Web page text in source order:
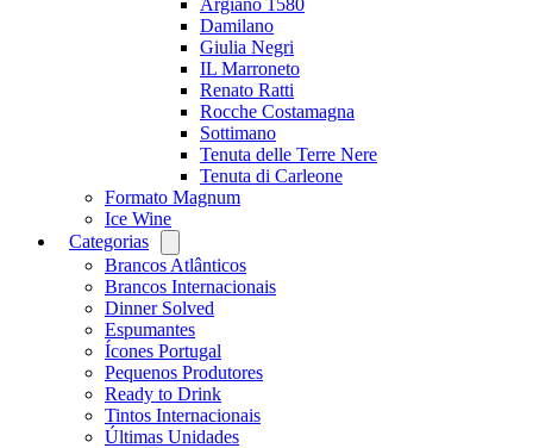
Argiano 1580
Damilano
Giulia Negri
IL Marroneto
Renato Ratti
Rocche Costamagna
Sottimano
Tenuta delle Terre Nere
Tenuta di Carleone
Formato Magnum
Ice Wine
Categorias
menu
Brancos Atlânticos
Brancos Internacionais
Dinner Solved
Espumantes
Ícones Portugal
Pequenos Produtores
Ready to Drink
Tintos Internacionais
Últimas Unidades